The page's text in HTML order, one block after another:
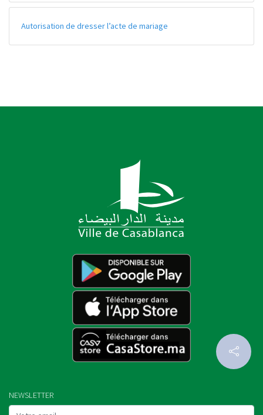
Autorisation de dresser l’acte de mariage
NEWSLETTER